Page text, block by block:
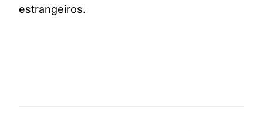
estrangeiros.